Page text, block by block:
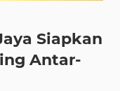
Siapkan
Antar-